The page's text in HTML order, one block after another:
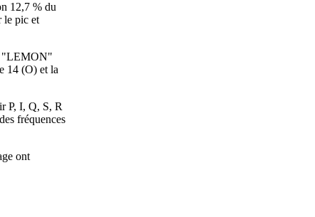
12,7 % du
le pic et
"LEMON"
14 (O) et la
P, I, Q, S, R
fréquences
ont